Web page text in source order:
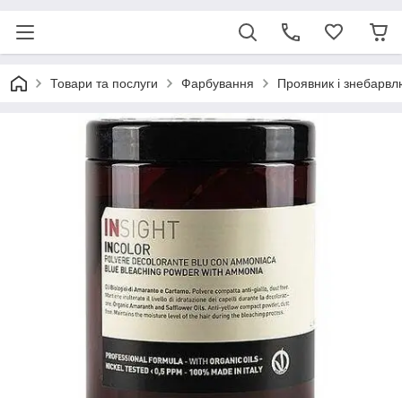
Товари та послуги Фарбування Проявник і